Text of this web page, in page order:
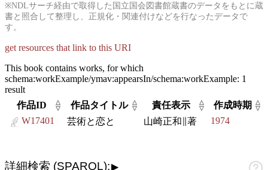
※NDLサーチ経由で取得した国立国会図書館蔵書のデータをもとに蔵
書と照合して整理し、正規化・関連付けなどを行なったデータで
す。
get resources that link to this URI
This book contains works, for which
schema:workExample/ymav:appearsIn/schema:workExample: 1
result
作品ID
△
▽
作品タイトル
△
▽
責任表示
△
▽
作成時期
△
▽
W17401 芸術と恋と 山崎正和∥著 1974
詳細検索 (SPARQL):▶